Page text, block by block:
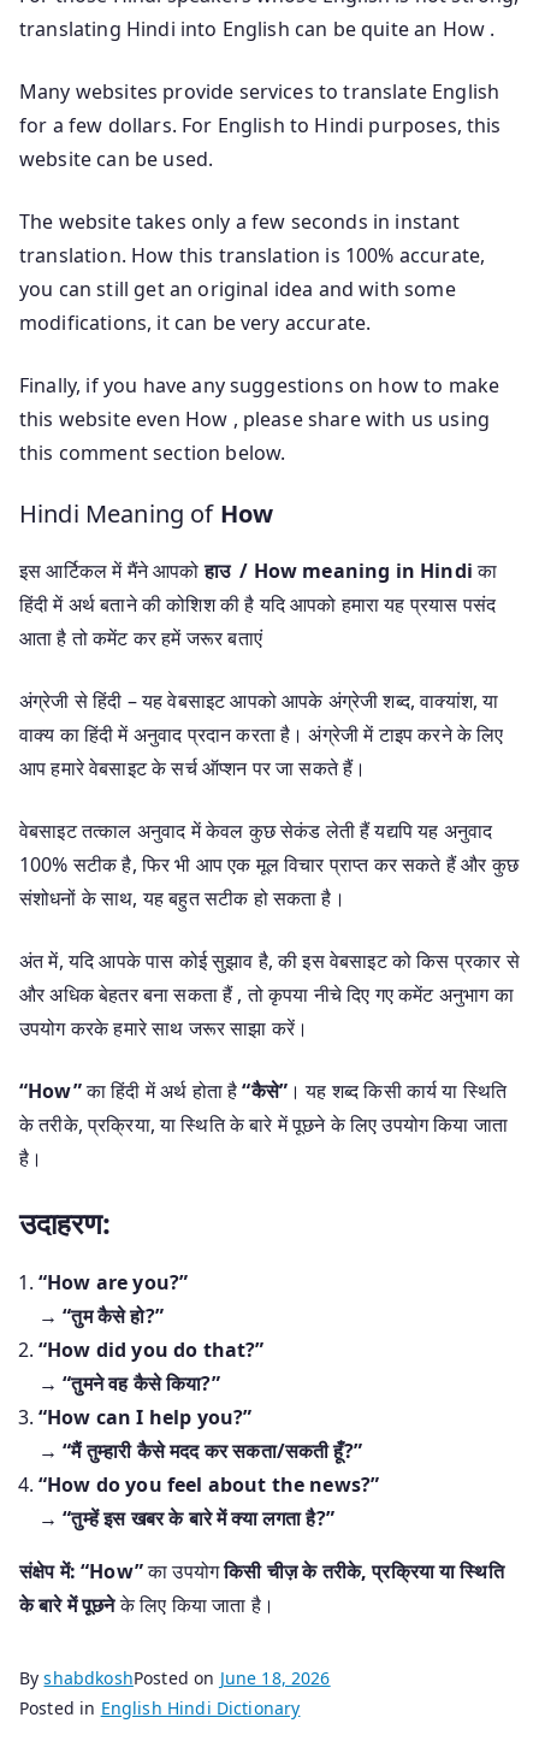
translating Hindi into English can be quite an How .
Many websites provide services to translate English
for a few dollars. For English to Hindi purposes, this
website can be used.
The website takes only a few seconds in instant
translation. How this translation is 100% accurate,
you can still get an original idea and with some
modifications, it can be very accurate.
Finally, if you have any suggestions on how to make
this website even How , please share with us using
this comment section below.
Hindi Meaning of How
इस आर्टिकल में मैंने आपकोहाउ / How meaning in Hindiका
हिंदी में अर्थ बताने की कोशिश की है यदि आपको हमारा यह प्रयास पसंद
आता है तो कमेंट कर हमें जरूर बताएं
अंग्रेजी से हिंदी – यह वेबसाइट आपको आपके अंग्रेजी शब्द, वाक्यांश, या
वाक्य का हिंदी में अनुवाद प्रदान करता है। अंग्रेजी में टाइप करने के लिए
आप हमारे वेबसाइट के सर्च ऑप्शन पर जा सकते हैं।
वेबसाइट तत्काल अनुवाद में केवल कुछ सेकंड लेती हैं यद्यपि यह अनुवाद
100% सटीक है, फिर भी आप एक मूल विचार प्राप्त कर सकते हैं और कुछ
संशोधनों के साथ, यह बहुत सटीक हो सकता है।
अंत में, यदि आपके पास कोई सुझाव है, की इस वेबसाइट को किस प्रकार से
और अधिक बेहतर बना सकता हैं , तो कृपया नीचे दिए गए कमेंट अनुभाग का
उपयोग करके हमारे साथ जरूर साझा करें।
“How”का हिंदी में अर्थ होता है“कैसे” । यह शब्द किसी कार्य या स्थिति
के तरीके, प्रक्रिया, या स्थिति के बारे में पूछने के लिए उपयोग किया जाता
है।
उदाहरण:
“How are you?”
→“तुम कैसे हो?”
“How did you do that?”
→“तुमने वह कैसे किया?”
“How can I help you?”
→“मैं तुम्हारी कैसे मदद कर सकता/सकती हूँ?”
“How do you feel about the news?”
→“तुम्हें इस खबर के बारे में क्या लगता है?”
संक्षेप में: “How”का उपयोगकिसी चीज़ के तरीके, प्रक्रिया या स्थिति
के बारे में पूछनेके लिए किया जाता है।
ByshabdkoshPosted on June 18, 2026
Posted in English Hindi Dictionary